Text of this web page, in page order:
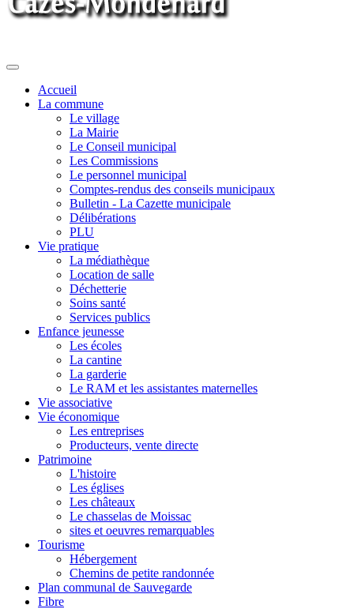
Toggle
navigationAccueil
La commune
Le village
La Mairie
Le Conseil municipal
Les Commissions
Le personnel municipal
Comptes-rendus des conseils municipaux
Bulletin - La Cazette municipale
Délibérations
PLU
Vie pratique
La médiathèque
Location de salle
Déchetterie
Soins santé
Services publics
Enfance jeunesse
Les écoles
La cantine
La garderie
Le RAM et les assistantes maternelles
Vie associative
Vie économique
Les entreprises
Producteurs, vente directe
Patrimoine
L'histoire
Les églises
Les châteaux
Le chasselas de Moissac
sites et oeuvres remarquables
Tourisme
Hébergement
Chemins de petite randonnée
Plan communal de Sauvegarde
Fibre